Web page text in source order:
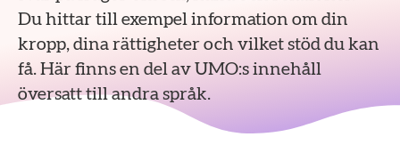
Du hittar till exempel information om din
kropp, dina rättigheter och vilket stöd du kan
få. Här finns en del av UMO:s innehåll
översatt till andra språk.